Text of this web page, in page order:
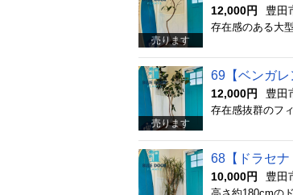
売ります
12,000円 豊田
売ります
69【ベンガレ
12,000円 豊田
68【ドラセ
10,000円 豊田